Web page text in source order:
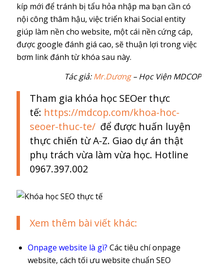
kíp mới để tránh bị tẩu hỏa nhập ma bạn cần có
nội công thâm hậu, việc triển khai Social entity
giúp làm nền cho website, một cái nền cứng cáp,
được google đánh giá cao, sẽ thuận lợi trong việc
bơm link đánh từ khóa sau này.
Tác giả:Mr.Dương– Học Viện MDCOP
Tham gia khóa học SEOer thực
tế: https://mdcop.com/khoa-hoc-
seoer-thuc-te/ để được huấn luyện
thực chiến từ A-Z. Giao dự án thật
phụ trách vừa làm vừa học. Hotline
0967.397.002
Xem thêm bài viết khác:
Onpage website là gì? Các tiêu chí onpage
website, cách tối ưu website chuẩn SEO